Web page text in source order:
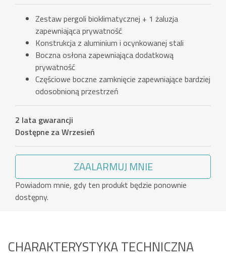
Zestaw pergoli bioklimatycznej + 1 żaluzja
zapewniająca prywatność
Konstrukcja z aluminium i ocynkowanej stali
Boczna osłona zapewniająca dodatkową
prywatność
Częściowe boczne zamknięcie zapewniające bardziej
odosobnioną przestrzeń
2 lata gwarancji
Dostępne za Wrzesień
ZAALARMUJ MNIE
Powiadom mnie, gdy ten produkt będzie ponownie
dostępny.
CHARAKTERYSTYKA TECHNICZNA